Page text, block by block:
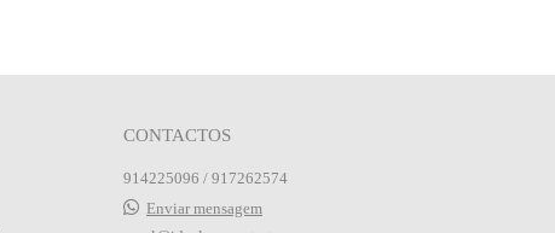
CONTACTOS
914225096 / 917262574
Enviar mensagem